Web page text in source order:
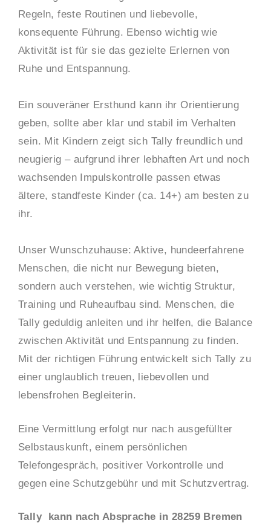
Regeln, feste Routinen und liebevolle,
konsequente Führung. Ebenso wichtig wie
Aktivität ist für sie das gezielte Erlernen von
Ruhe und Entspannung.
Ein souveräner Ersthund kann ihr Orientierung
geben, sollte aber klar und stabil im Verhalten
sein. Mit Kindern zeigt sich Tally freundlich und
neugierig – aufgrund ihrer lebhaften Art und noch
wachsenden Impulskontrolle passen etwas
ältere, standfeste Kinder (ca. 14+) am besten zu
ihr.
Unser Wunschzuhause: Aktive, hundeerfahrene
Menschen, die nicht nur Bewegung bieten,
sondern auch verstehen, wie wichtig Struktur,
Training und Ruheaufbau sind. Menschen, die
Tally geduldig anleiten und ihr helfen, die Balance
zwischen Aktivität und Entspannung zu finden.
Mit der richtigen Führung entwickelt sich Tally zu
einer unglaublich treuen, liebevollen und
lebensfrohen Begleiterin.
Eine Vermittlung erfolgt nur nach ausgefüllter
Selbstauskunft, einem persönlichen
Telefongespräch, positiver Vorkontrolle und
gegen eine Schutzgebühr und mit Schutzvertrag.
Tally kann nach Absprache in 28259 Bremen